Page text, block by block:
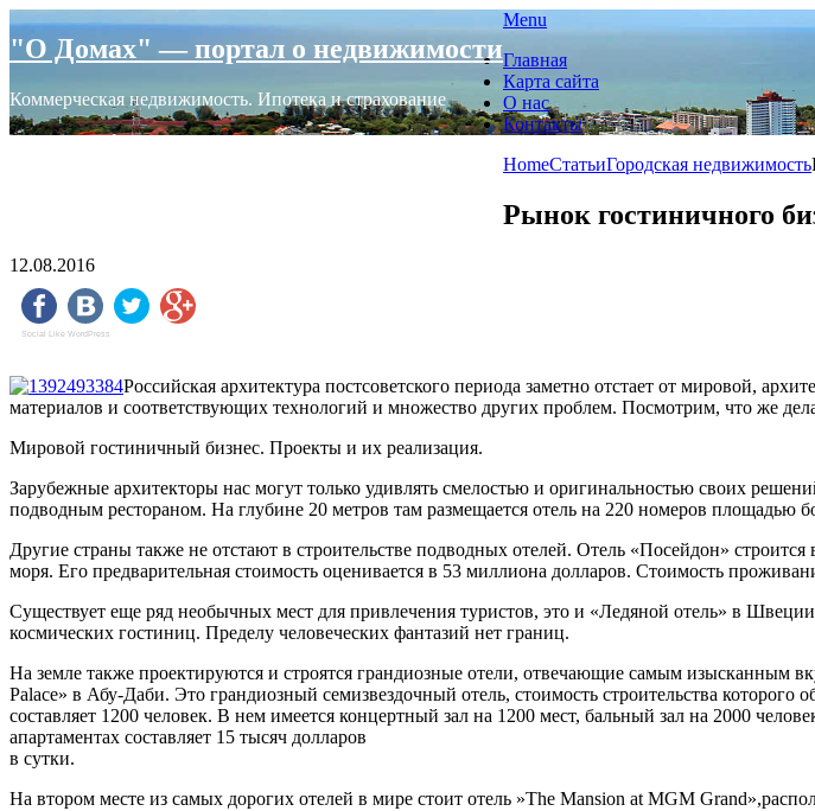
Skip
to
content
"О Домах" — портал о недвижимости
Коммерческая недвижимость. Ипотека и страхование
Menu
Главная
Карта сайта
О нас
Контакты
HomeСтатьиГородская недвижимость
Рынок гостиничного
12.08.2016
Social Like WordPress
Российская архитектура постсоветского периода заметно отстает от мировой,
материалов и соответствующих технологий и множество других проблем. Посмотрим, что же
Мировой гостиничный бизнес. Проекты и их реализация.
Зарубежные архитекторы нас могут только удивлять смелостью и оригинальностью своих
подводным рестораном. На глубине 20 метров там размещается отель на 220 номеров площадью
Другие страны также не отстают в строительстве подводных отелей. Отель «Посейдон»
моря. Его предварительная стоимость оценивается в 53 миллиона долларов. Стоимость
Существует еще ряд необычных мест для привлечения туристов, это и «Ледяной отель» в
космических гостиниц. Пределу человеческих фантазий нет границ.
На земле также проектируются и строятся грандиозные отели, отвечающие самым изысканным
Palace» в Абу-Даби. Это грандиозный семизвездочный отель, стоимость строительства
составляет 1200 человек. В нем имеется концертный зал на 1200 мест, бальный зал на 2000
апартаментах составляет 15 тысяч долларов
в сутки.
На втором месте из самых дорогих отелей в мире стоит отель »The Mansion at MGM